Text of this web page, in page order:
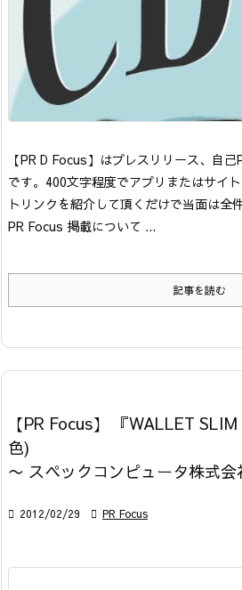
【PR D Focus】はプレスリリース、自
です。400文字程度でアプリまたはサイ
トリンクを紹介して頂くだけで当面は全
PR Focus 掲載について ...
記事を読む
【PR Focus】 『WALLET
色)
〜 スペックコンピュータ株式会
 2012/02/29  PR Focus